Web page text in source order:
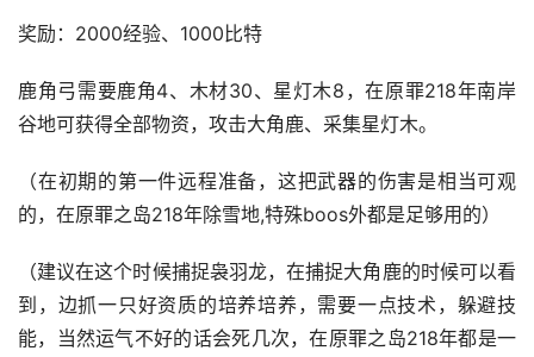
奖励：2000经验、1000比特
鹿角弓需要鹿角4、木材30、星灯木8，在原罪218年南岸
谷地可获得全部物资，攻击大角鹿、采集星灯木。
（在初期的第一件远程准备，这把武器的伤害是相当可观
的，在原罪之岛218年除雪地,特殊boos外都是足够用的）
（建议在这个时候捕捉袅羽龙，在捕捉大角鹿的时候可以看
到，边抓一只好资质的培养培养，需要一点技术，躲避技
能，当然运气不好的话会死几次，在原罪之岛218年都是一